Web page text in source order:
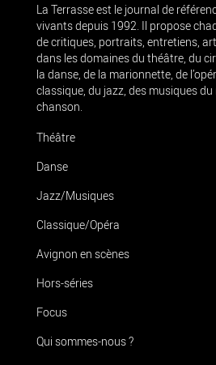
La Terrasse est le journal de
vivants depuis 1992. Il propose
de critiques, portraits, entretiens,
dans les domaines du théâtre, du
la danse, de la marionnette, de
classique, du jazz, des musiques du
chanson.
Théâtre
Danse
Jazz/Musiques
Classique/Opéra
Avignon en scènes
Hors-séries
Focus
Qui sommes-nous ?